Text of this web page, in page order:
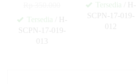
Tersedia / H-
SCPN-17-019-
013
Tersedia / H-
SCPN-17-019-
012